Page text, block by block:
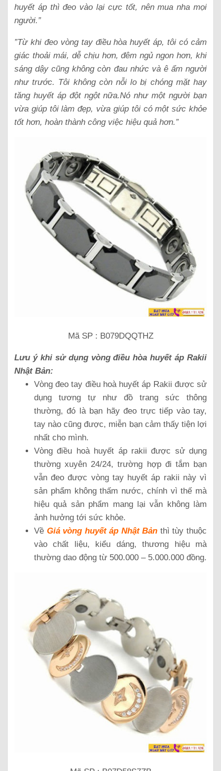
huyết áp thì đeo vào lại cực tốt, nên mua nha mọi
người.”
”Từ khi đeo vòng tay điều hòa huyết áp, tôi có cảm
giác thoải mái, dễ chịu hơn, đêm ngủ ngon hơn, khi
sáng dậy cũng không còn đau nhức và ê ẩm người
như trước. Tôi không còn nỗi lo bị chóng mặt hay
tăng huyết áp đột ngột nữa.Nó như một người bạn
vừa giúp tôi làm đẹp, vừa giúp tôi có một sức khỏe
tốt hơn, hoàn thành công việc hiệu quả hơn.”
Mã SP : B079DQQTHZ
Lưu ý khi sử dụng vòng điều hòa huyết áp Rakii
Nhật Bản:
Vòng đeo tay điều hoà huyết áp Rakii được sử
dụng tương tự như đồ trang sức thông
thường, đó là bạn hãy đeo trực tiếp vào tay,
tay nào cũng được, miễn bạn cảm thấy tiện lợi
nhất cho mình.
Vòng điều hoà huyết áp rakii được sử dụng
thường xuyên 24/24, trường hợp đi tắm bạn
vẫn đeo được vòng tay huyết áp rakii này vì
sản phẩm không thấm nước, chính vì thế mà
hiệu quả sản phẩm mang lại vẫn không làm
ảnh hưởng tới sức khỏe.
Về Giá vòng huyết áp Nhật Bản thì tùy thuộc
vào chất liệu, kiểu dáng, thương hiệu mà
thường dao động từ 500.000 – 5.000.000 đồng.